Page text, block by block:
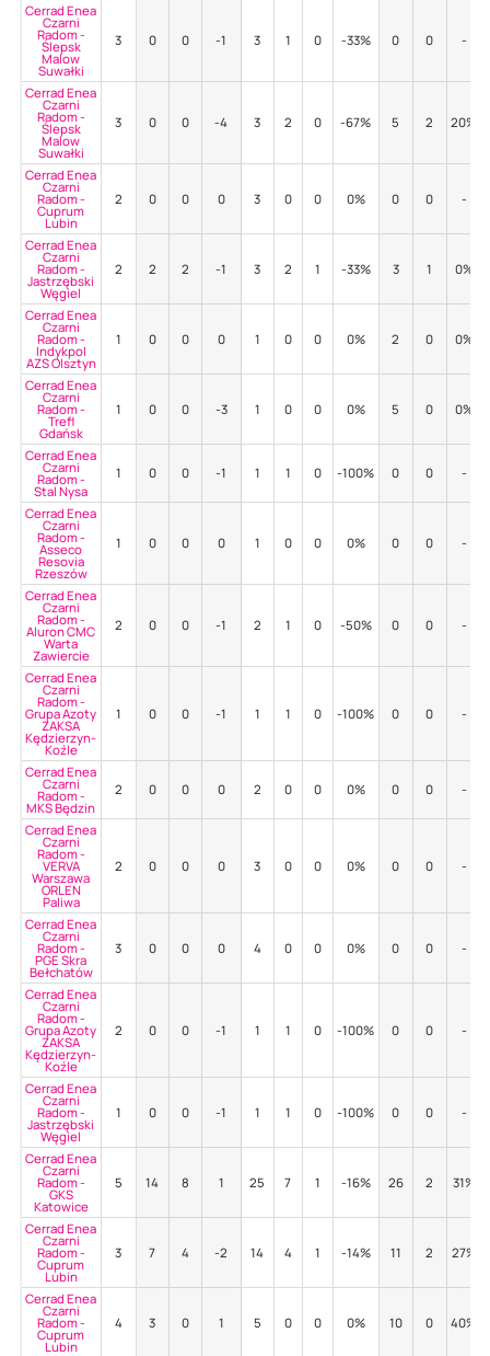
Cerrad Enea
Czarni
Radom -
Ślepsk
Malow
Suwałki
3 0 0 -1 3 1 0 -33% 0 0 -
Cerrad Enea
Czarni
Radom -
Ślepsk
Malow
Suwałki
3 0 0 -4 3 2 0 -67% 5 2 20%
Cerrad Enea
Czarni
Radom -
Cuprum
Lubin
2 0 0 0 3 0 0 0% 0 0 -
Cerrad Enea
Czarni
Radom -
Jastrzębski
Węgiel
2 2 2 -1 3 2 1 -33% 3 1 0%
Cerrad Enea
Czarni
Radom -
Indykpol
AZS Olsztyn
1 0 0 0 1 0 0 0% 2 0 0%
Cerrad Enea
Czarni
Radom -
Trefl
Gdańsk
1 0 0 -3 1 0 0 0% 5 0 0%
Cerrad Enea
Czarni
Radom -
Stal Nysa
1 0 0 -1 1 1 0 -100% 0 0 -
Cerrad Enea
Czarni
Radom -
Asseco
Resovia
Rzeszów
1 0 0 0 1 0 0 0% 0 0 -
Cerrad Enea
Czarni
Radom -
Aluron CMC
Warta
Zawiercie
2 0 0 -1 2 1 0 -50% 0 0 -
Cerrad Enea
Czarni
Radom -
Grupa Azoty
ZAKSA
Kędzierzyn-
Koźle
1 0 0 -1 1 1 0 -100% 0 0 -
Cerrad Enea
Czarni
Radom -
MKS Będzin
2 0 0 0 2 0 0 0% 0 0 -
Cerrad Enea
Czarni
Radom -
VERVA
Warszawa
ORLEN
Paliwa
2 0 0 0 3 0 0 0% 0 0 -
Cerrad Enea
Czarni
Radom -
PGE Skra
Bełchatów
3 0 0 0 4 0 0 0% 0 0 -
Cerrad Enea
Czarni
Radom -
Grupa Azoty
ZAKSA
Kędzierzyn-
Koźle
2 0 0 -1 1 1 0 -100% 0 0 -
Cerrad Enea
Czarni
Radom -
Jastrzębski
Węgiel
1 0 0 -1 1 1 0 -100% 0 0 -
Cerrad Enea
Czarni
Radom -
GKS
Katowice
5 14 8 1 25 7 1 -16% 26 2 31%
Cerrad Enea
Czarni
Radom -
Cuprum
Lubin
3 7 4 -2 14 4 1 -14% 11 2 27%
Cerrad Enea
Czarni
Radom -
Cuprum
Lubin
4 3 0 1 5 0 0 0% 10 0 40%